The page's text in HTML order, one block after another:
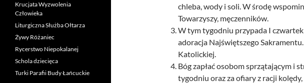
chleba, wody i soli. W środę
Towarzyszy, męczenników.
W tym tygodniu przypada I
adoracja Najświętszego
Katolickiej.
Bóg zapłać osobom sprzątającym i
tygodniu oraz za ofiary z racji
Krucjata Wyzwolenia
Człowieka
Liturgiczna Służba Ołtarza
Żywy Różaniec
Rycerstwo Niepokalanej
Schola dziecięca
Turki Parafii Budy Łańcuckie